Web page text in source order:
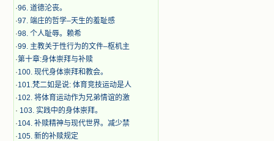
·96. 道德沦丧。
·97. 端庄的哲学–天生的羞耻感
·98. 个人耻辱。赖希
·99. 主教关于性行为的文件–枢机主
·第十章:身体崇拜与补赎
·100. 现代身体崇拜和教会。
·101.梵二如是说: 体育竞技运动是人
·102. 将体育运动作为兄弟情谊的激
· 103. 实践中的身体崇拜。
·104. 补赎精神与现代世界。减少禁
·105. 新的补赎规定